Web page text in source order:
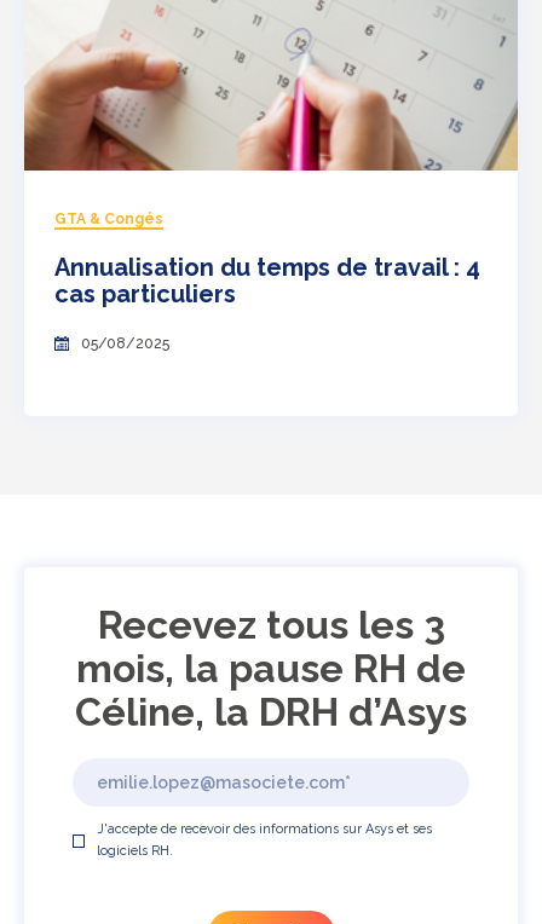
GTA & Congés
Annualisation du temps de travail : 4
cas particuliers
05/08/2025
Recevez tous les 3
mois, la pause RH de
Céline, la DRH d’Asys
J'accepte de recevoir des informations sur Asys et ses
logiciels RH.